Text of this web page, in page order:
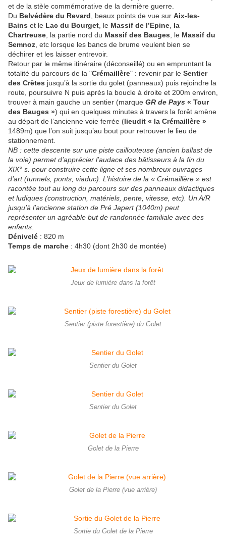
et de la stèle commémorative de la dernière guerre.
Du Belvédère du Revard , beaux points de vue sur Aix-les-
Bains et le Lac du Bourget , le Massif de l’Epine la
Chartreuse , la partie nord du Massif des Bauges , le Massif du
Semnoz , etc lorsque les bancs de brume veulent bien se
déchirer et les laisser entrevoir.
Retour par le même itinéraire (déconseillé) ou en empruntant la
totalité du parcours de la "Crémaillère" : revenir par le Sentier
des Crêtes jusqu’à la sortie du golet (panneaux) puis rejoindre la
route, poursuivre N puis après la boucle à droite et 200m environ,
trouver à main gauche un sentier (marque GR de Pays « Tour
des Bauges ») qui en quelques minutes à travers la forêt amène
au départ de l’ancienne voie ferrée (lieudit « la Crémaillère »
1489m) que l’on suit jusqu’au bout pour retrouver le lieu de
stationnement.
NB : cette descente sur une piste caillouteuse (ancien ballast de
la voie) permet d’apprécier l’audace des bâtisseurs à la fin du
XIX° s. pour construire cette ligne et ses nombreux ouvrages
d’art (tunnels, ponts, viaduc). L’histoire de la « Crémaillère » est
racontée tout au long du parcours sur des panneaux didactiques
et ludiques (construction, matériels, pente, vitesse, etc). Un A/R
jusqu’à l’ancienne station de Pré Japert (1040m) peut
représenter un agréable but de randonnée familiale avec des
enfants
Dénivelé : 820 m
Temps de marche : 4h30 (dont 2h30 de montée)
Jeux de lumière dans la forêt
Sentier (piste forestière) du Golet
Sentier du Golet
Sentier du Golet
Golet de la Pierre
Golet de la Pierre (vue arrière)
Sortie du Golet de la Pierre